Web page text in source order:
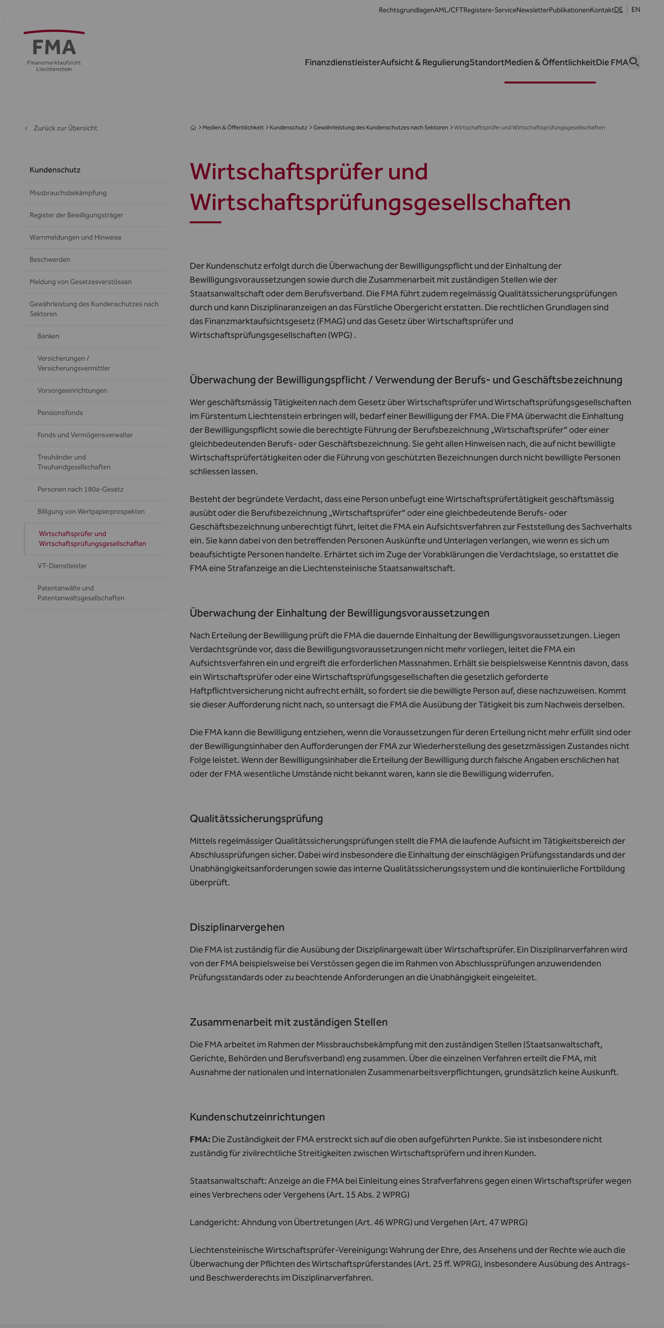
Regulierung
Öffentlichkeit
RechtsgrundlagenAML/CFTRegistere-ServiceNewsletterPublikationenKontaktDE EN
FinanzdienstleisterAufsicht & RegulierungStandortMedien & ÖffentlichkeitDie FMA
Zurück zur Übersicht
Kundenschutz
Missbrauchsbekämpfung
Register der Bewilligungsträger
Warnmeldungen und Hinweise
Beschwerden
Meldung von Gesetzesverstössen
Gewährleistung des Kundenschutzes nach
Sektoren
Banken
Versicherungen /
Versicherungsvermittler
Vorsorgeeinrichtungen
Pensionsfonds
Fonds und Vermögensverwalter
Treuhänder und
Treuhandgesellschaften
Personen nach 180a-Gesetz
Billigung von Wertpapierprospekten
Wirtschaftsprüfer und
Wirtschaftsprüfungsgesellschaften
VT-Dienstleister
Patentanwälte und
Patentanwaltsgesellschaften
Medien & Öffentlichkeit Kundenschutz Gewährleistung des Kundenschutzes nach Sektoren Wirtschaftsprüfer und Wirtschaftsprüfungsgesellschaften
Wirtschaftsprüfer und
Wirtschaftsprüfungsgesellschaften
Der Kundenschutz erfolgt durch die Überwachung der Bewilligungspflicht und der Einhaltung der
Bewilligungsvoraussetzungen sowie durch die Zusammenarbeit mit zuständigen Stellen wie der
Staatsanwaltschaft oder dem Berufsverband. Die FMA führt zudem regelmässig Qualitätssicherungsprüfungen
durch und kann Disziplinaranzeigen an das Fürstliche Obergericht erstatten. Die rechtlichen Grundlagen sind
das Finanzmarktaufsichtsgesetz (FMAG) und das Gesetz überWirtschaftsprüfer und
Wirtschaftsprüfungsgesellschaften (WPG) .
Überwachung der Bewilligungspflicht / Verwendung der Berufs- und Geschäftsbezeichnung
Wer geschäftsmässig Tätigkeiten nach dem Gesetz über Wirtschaftsprüfer und Wirtschaftsprüfungsgesellschaften
im Fürstentum Liechtenstein erbringen will, bedarf einer Bewilligung der FMA. Die FMA überwacht die Einhaltung
der Bewilligungspflicht sowie die berechtigte Führung der Berufsbezeichnung „Wirtschaftsprüfer“ oder einer
gleichbedeutenden Berufs- oder Geschäftsbezeichnung. Sie geht allen Hinweisen nach, die auf nicht bewilligte
Wirtschaftsprüfertätigkeiten oder die Führung von geschützten Bezeichnungen durch nicht bewilligte Personen
schliessen lassen.
Besteht der begründete Verdacht, dass eine Person unbefugt eine Wirtschaftsprüfertätigkeit geschäftsmässig
ausübt oder die Berufsbezeichnung „Wirtschaftsprüfer“ oder eine gleichbedeutende Berufs- oder
Geschäftsbezeichnung unberechtigt führt, leitet die FMA ein Aufsichtsverfahren zur Feststellung des Sachverhalts
ein. Sie kann dabei von den betreffenden Personen Auskünfte und Unterlagen verlangen, wie wenn es sich um
beaufsichtigte Personen handelte. Erhärtet sich im Zuge der Vorabklärungen die Verdachtslage, so erstattet die
FMA eine Strafanzeige an die Liechtensteinische Staatsanwaltschaft.
Überwachung der Einhaltung der Bewilligungsvoraussetzungen
Nach Erteilung der Bewilligung prüft die FMA die dauernde Einhaltung der Bewilligungsvoraussetzungen. Liegen
Verdachtsgründe vor, dass die Bewilligungsvoraussetzungen nicht mehr vorliegen, leitet die FMA ein
Aufsichtsverfahren ein und ergreift die erforderlichen Massnahmen. Erhält sie beispielsweise Kenntnis davon, dass
ein Wirtschaftsprüfer oder eine Wirtschaftsprüfungsgesellschaften die gesetzlich geforderte
Haftpflichtversicherung nicht aufrecht erhält, so fordert sie die bewilligte Person auf, diese nachzuweisen. Kommt
sie dieser Aufforderung nicht nach, so untersagt die FMA die Ausübung der Tätigkeit bis zum Nachweis derselben.
Die FMA kann die Bewilligung entziehen, wenn die Voraussetzungen für deren Erteilung nicht mehr erfüllt sind oder
der Bewilligungsinhaber den Aufforderungen der FMA zur Wiederherstellung des gesetzmässigen Zustandes nicht
Folge leistet. Wenn der Bewilligungsinhaber die Erteilung der Bewilligung durch falsche Angaben erschlichen hat
oder der FMA wesentliche Umstände nicht bekannt waren, kann sie die Bewilligung widerrufen.
Qualitätssicherungsprüfung
Mittels regelmässiger Qualitätssicherungsprüfungen stellt die FMA die laufende Aufsicht im Tätigkeitsbereich der
Abschlussprüfungen sicher. Dabei wird insbesondere die Einhaltung der einschlägigen Prüfungsstandards und der
Unabhängigkeitsanforderungen sowie das interne Qualitätssicherungssystem und die kontinuierliche Fortbildung
überprüft.
Disziplinarvergehen
Die FMA ist zuständig für die Ausübung der Disziplinargewalt über Wirtschaftsprüfer. Ein Disziplinarverfahren wird
von der FMA beispielsweise bei Verstössen gegen die im Rahmen von Abschlussprüfungen anzuwendenden
Prüfungsstandards oder zu beachtende Anforderungen an die Unabhängigkeit eingeleitet.
Zusammenarbeit mit zuständigen Stellen
Die FMA arbeitet im Rahmen der Missbrauchsbekämpfung mit den zuständigen Stellen (Staatsanwaltschaft,
Gerichte, Behörden und Berufsverband) eng zusammen. Über die einzelnen Verfahren erteilt die FMA, mit
Ausnahme der nationalen und internationalen Zusammenarbeitsverpflichtungen, grundsätzlich keine Auskunft.
Kundenschutzeinrichtungen
FMA: Die Zuständigkeit der FMA erstreckt sich auf die oben aufgeführten Punkte. Sie ist insbesondere nicht
zuständig für zivilrechtliche Streitigkeiten zwischen Wirtschaftsprüfern und ihren Kunden.
Staatsanwaltschaft: Anzeige an die FMA bei Einleitung eines Strafverfahrens gegen einen Wirtschaftsprüfer wegen
eines Verbrechens oder Vergehens (Art. 15 Abs. 2 WPRG)
Landgericht: Ahndung von Übertretungen (Art. 46 WPRG) und Vergehen (Art. 47 WPRG)
LiechtensteinischeWirtschaftsprüfer-Vereinigung:Wahrung der Ehre, des Ansehens und der Rechte wie auch die
Überwachung der Pflichten des Wirtschaftsprüferstandes (Art. 25 ff. WPRG), insbesondere Ausübung des Antrags-
und Beschwerderechts im Disziplinarverfahren.